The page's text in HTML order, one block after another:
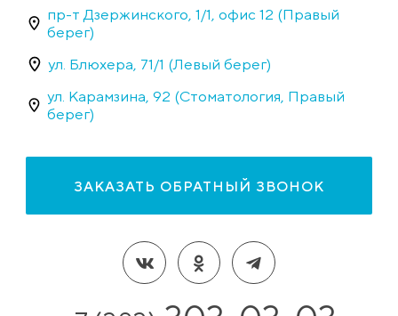
пр-т Дзержинского, 1/1, офис 12 (Правый
берег)
ул. Блюхера, 71/1 (Левый берег)
ул. Карамзина, 92 (Стоматология, Правый
берег)
ЗАКАЗАТЬ ОБРАТНЫЙ ЗВОНОК